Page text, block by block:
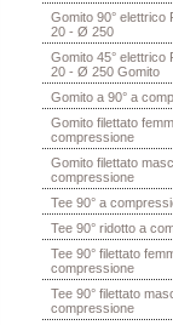
Gomito 90° elettrico
20 - Ø 250
Gomito 45° elettrico
20 - Ø 250 Gomito
Gomito a 90° a
Gomito filettato
compressione
Gomito filettato
compressione
Tee 90° a
Tee 90° ridotto a
Tee 90° filettato
compressione
Tee 90° filettato
compressione